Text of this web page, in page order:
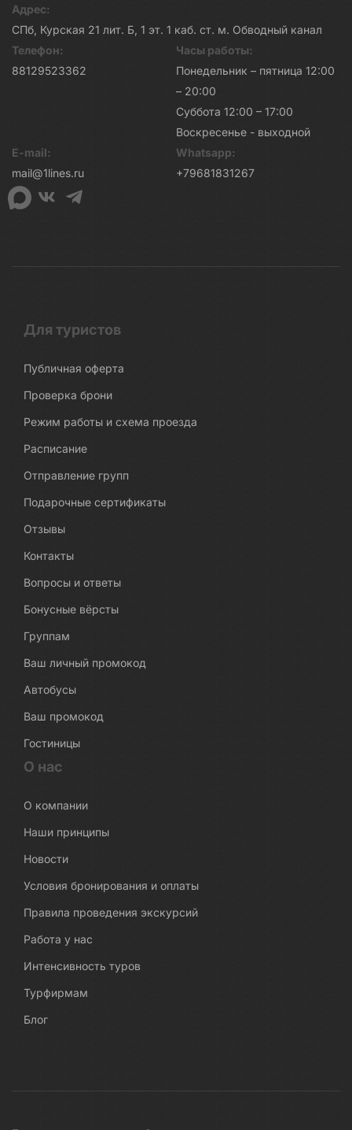
Адрес:
СПб, Курская 21 лит. Б, 1 эт. 1 каб. ст. м. Обводный канал
Телефон:
88129523362
Часы работы:
Понедельник – пятница 12:00
– 20:00
Суббота 12:00 – 17:00
Воскресенье - выходной
E-mail:
mail@1lines.ru
Whatsapp:
+79681831267
Для туристов
Публичная оферта
Проверка брони
Режим работы и схема проезда
Расписание
Отправление групп
Подарочные сертификаты
Отзывы
Контакты
Вопросы и ответы
Бонусные вёрсты
Группам
Ваш личный промокод
Автобусы
Ваш промокод
Гостиницы
О нас
О компании
Наши принципы
Новости
Условия бронирования и оплаты
Правила проведения экскурсий
Работа у нас
Интенсивность туров
Турфирмам
Блог